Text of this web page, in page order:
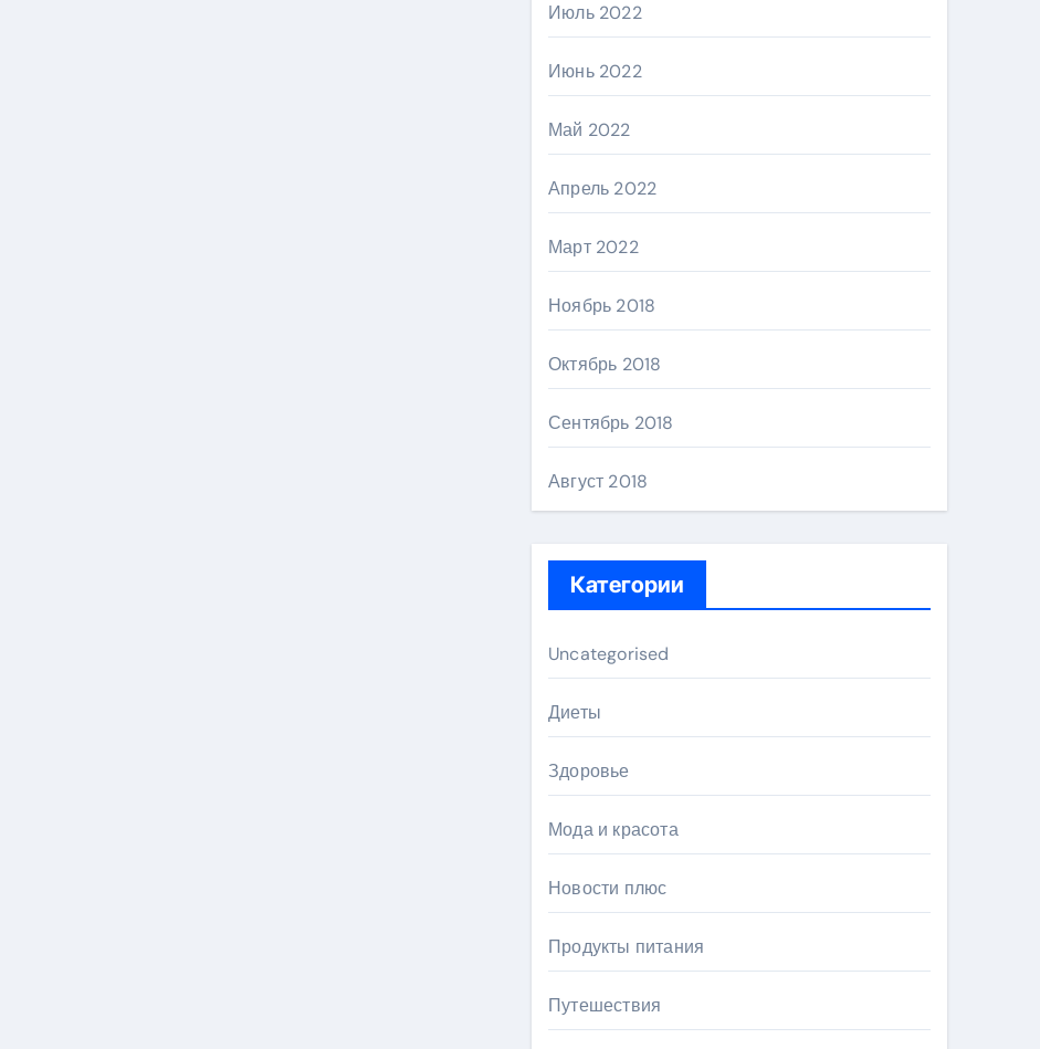
Июль 2022
Июнь 2022
Май 2022
Апрель 2022
Март 2022
Ноябрь 2018
Октябрь 2018
Сентябрь 2018
Август 2018
Категории
Uncategorised
Диеты
Здоровье
Мода и красота
Новости плюс
Продукты питания
Путешествия